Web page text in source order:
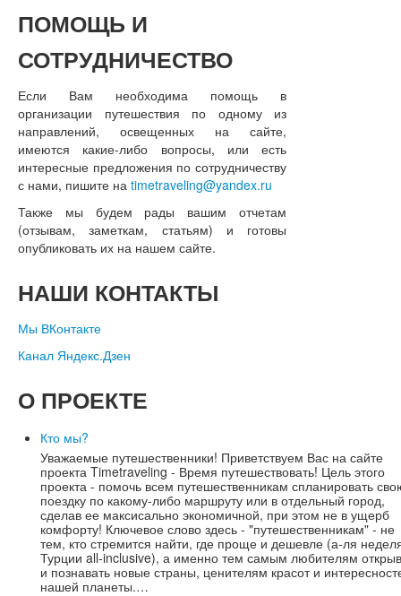
ПОМОЩЬ И
СОТРУДНИЧЕСТВО
Если Вам необходима помощь в
организации путешествия по одному из
направлений, освещенных на сайте,
имеются какие-либо вопросы, или есть
интересные предложения по сотрудничеству
с нами, пишите на timetraveling@yandex.ru
Также мы будем рады вашим отчетам
(отзывам, заметкам, статьям) и готовы
опубликовать их на нашем сайте.
НАШИ КОНТАКТЫ
Мы ВКонтакте
Канал Яндекс.Дзен
О ПРОЕКТЕ
Кто мы?
Уважаемые путешественники! Приветствуем Вас на сайте
проекта Timetraveling - Время путешествовать! Цель этого
проекта - помочь всем путешественникам спланировать
поездку по какому-либо маршруту или в отдельный город,
сделав ее максисально экономичной, при этом не в ущерб
комфорту! Ключевое слово здесь - "путешественникам" - не
тем, кто стремится найти, где проще и дешевле (а-ля
Турции all-inclusive), а именно тем самым любителям
и познавать новые страны, ценителям красот и
нашей планеты.…